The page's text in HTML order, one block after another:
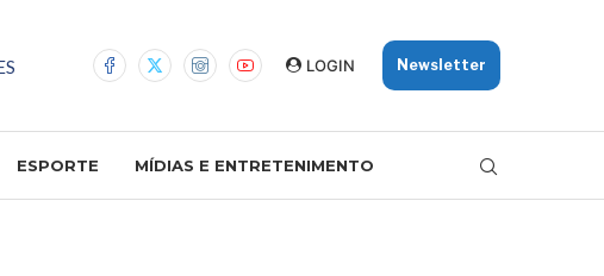
LOGIN Newsletter
ESPORTE MÍDIAS E ENTRETENIMENTO